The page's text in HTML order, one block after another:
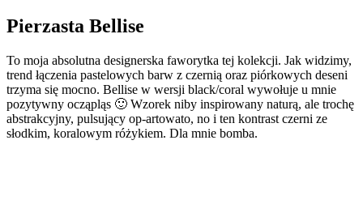
Pierzasta Bellise
To moja absolutna designerska faworytka tej kolekcji. Jak widzimy,
trend łączenia pastelowych barw z czernią oraz piórkowych deseni
trzyma się mocno. Bellise w wersji black/coral wywołuje u mnie
pozytywny ocząpląs 🙂 Wzorek niby inspirowany naturą, ale trochę
abstrakcyjny, pulsujący op-artowato, no i ten kontrast czerni ze
słodkim, koralowym różykiem. Dla mnie bomba.